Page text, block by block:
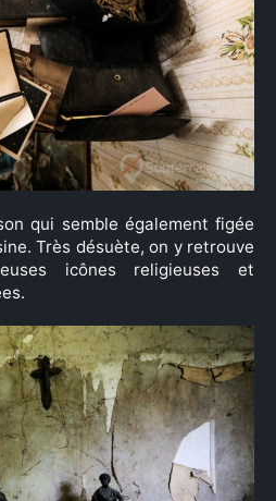
qui semble également figée
Très désuète, on y retrouve
icônes religieuses et